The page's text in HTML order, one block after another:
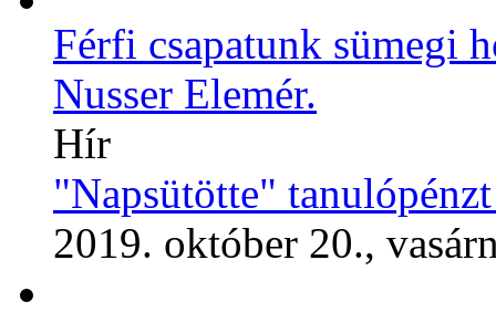
Férfi csapatunk sümegi
Nusser Elemér.
Hír
"Napsütötte"
2019. október 20.,